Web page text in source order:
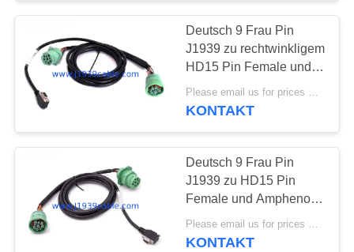
Kabel J1708
21
Deutsch 9 Frau Pin
J1939 zu rechtwinkligem
HD15 Pin Female und
J1939 zum männlichen
Kabel des Teiler-Y
Please email us for prices MOQ:100 Stück
KONTAKT
Deutsch 9 Frau Pin
J1939 zu HD15 Pin
Female und Amphenol
verlegte J1939
männliches Kabel des
Please email us for prices MOQ:100 Stück
KONTAKT